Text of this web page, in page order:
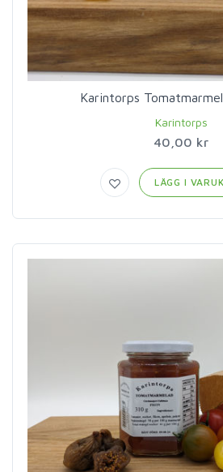
Karintorps
Karintorps
40,00 kr
LÄGG I